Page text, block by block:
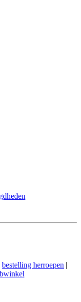
bestelling herroepen |